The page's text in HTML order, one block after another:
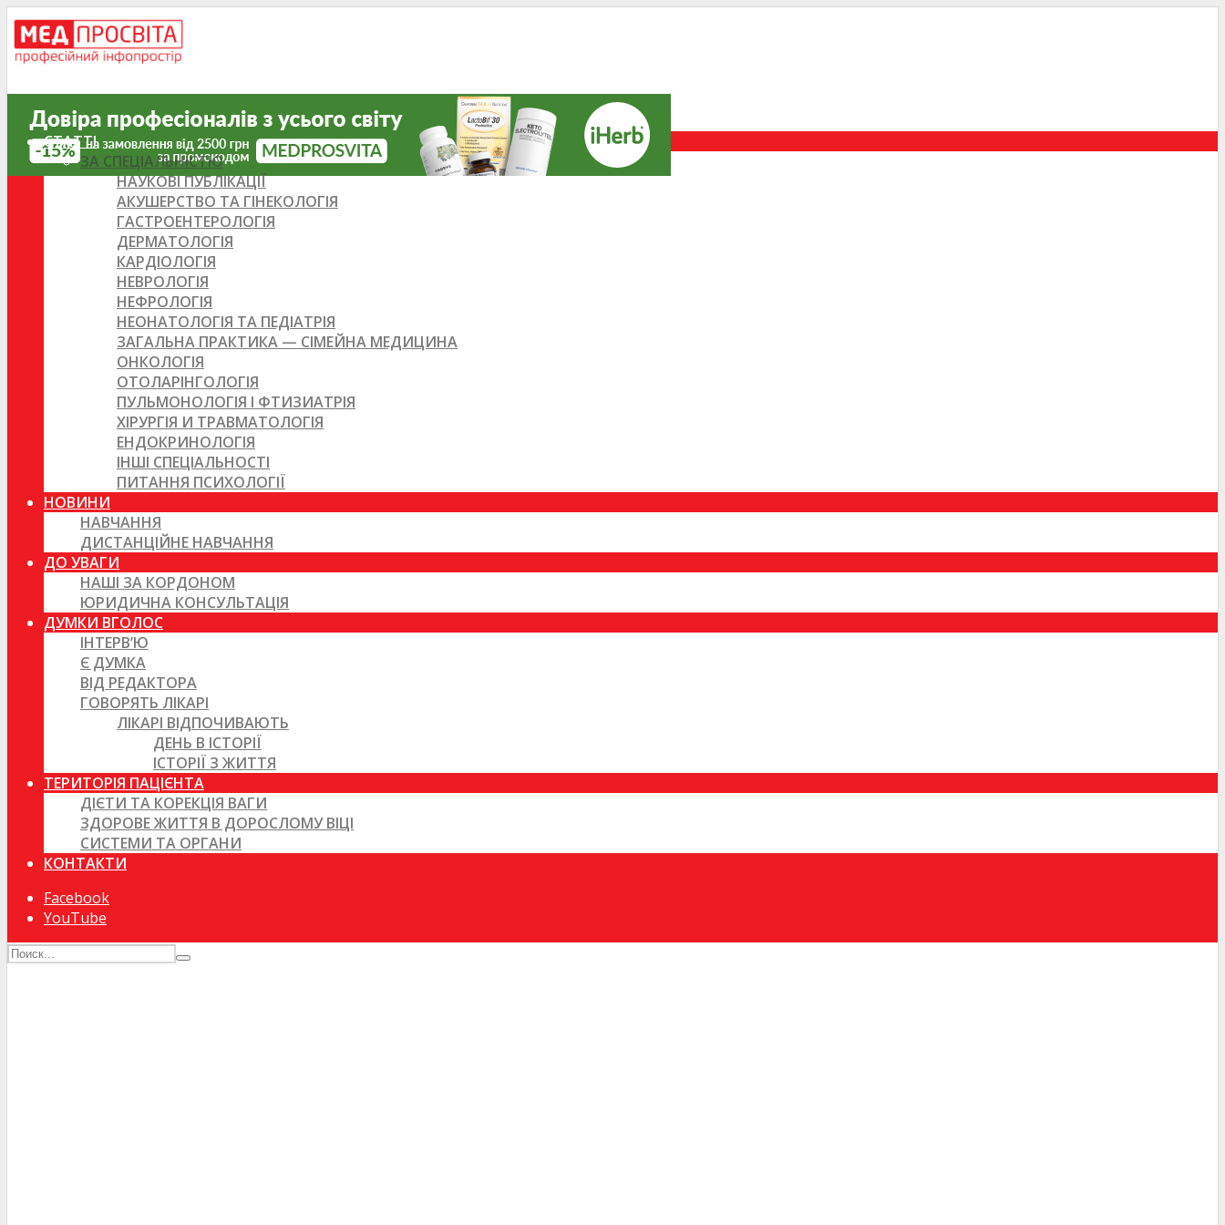
СТАТТІ
ЗА СПЕЦІАЛЬНІСТЮ
НАУКОВІ ПУБЛІКАЦІЇ
АКУШЕРСТВО ТА ГІНЕКОЛОГІЯ
ГАСТРОЕНТЕРОЛОГІЯ
ДЕРМАТОЛОГІЯ
КАРДІОЛОГІЯ
НЕВРОЛОГІЯ
НЕФРОЛОГІЯ
НЕОНАТОЛОГІЯ ТА ПЕДІАТРІЯ
ЗАГАЛЬНА ПРАКТИКА — СІМЕЙНА МЕДИЦИНА
ОНКОЛОГІЯ
ОТОЛАРІНГОЛОГІЯ
ПУЛЬМОНОЛОГІЯ І ФТИЗИАТРІЯ
ХІРУРГІЯ И ТРАВМАТОЛОГІЯ
ЕНДОКРИНОЛОГІЯ
ІНШІ СПЕЦІАЛЬНОСТІ
ПИТАННЯ ПСИХОЛОГІЇ
НОВИНИ
НАВЧАННЯ
ДИСТАНЦІЙНЕ НАВЧАННЯ
ДО УВАГИ
НАШІ ЗА КОРДОНОМ
ЮРИДИЧНА КОНСУЛЬТАЦІЯ
ДУМКИ ВГОЛОС
ІНТЕРВ’Ю
Є ДУМКА
ВІД РЕДАКТОРА
ГОВОРЯТЬ ЛІКАРІ
ЛІКАРІ ВІДПОЧИВАЮТЬ
ДЕНЬ В ІСТОРІЇ
ІСТОРІЇ З ЖИТТЯ
ТЕРИТОРІЯ ПАЦІЄНТА
ДІЄТИ ТА КОРЕКЦІЯ ВАГИ
ЗДОРОВЕ ЖИТТЯ В ДОРОСЛОМУ ВІЦІ
СИСТЕМИ ТА ОРГАНИ
КОНТАКТИ
Facebook
YouTube